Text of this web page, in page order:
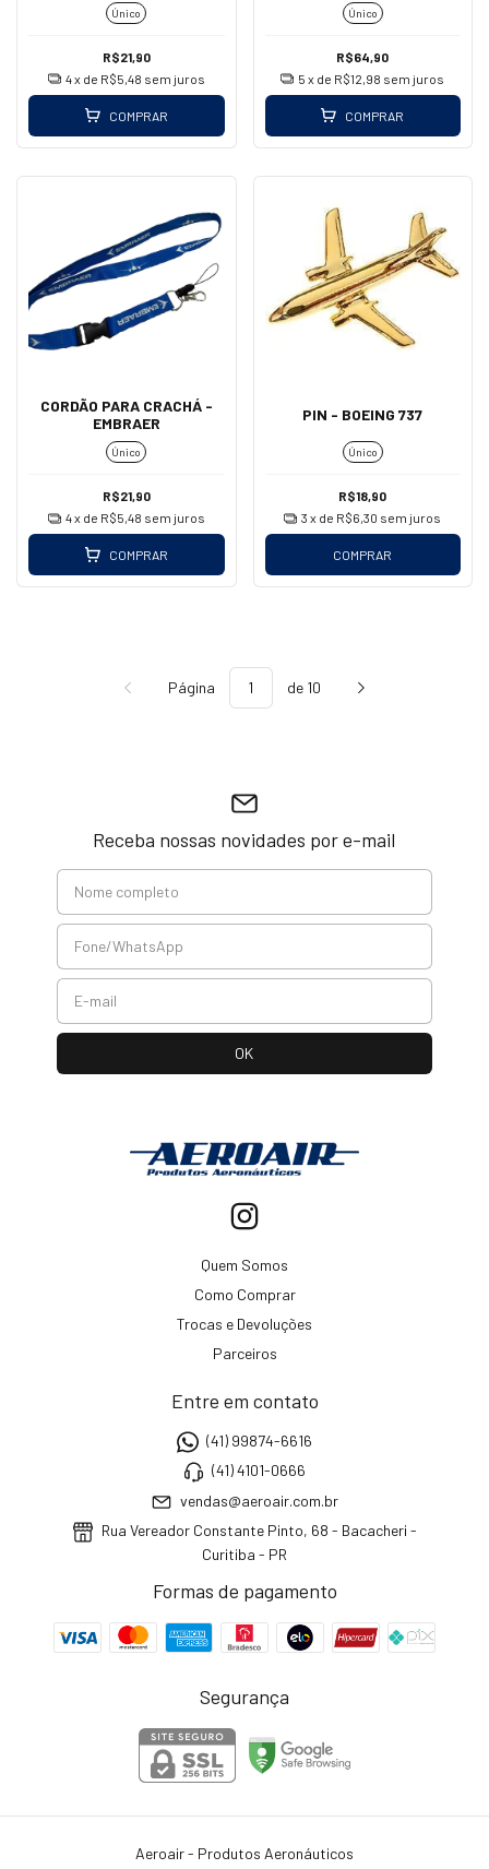
Único
R$21,90
4x de R$5,48 sem juros
COMPRAR
Único
R$64,90
5 x de R$12,98 sem juros
COMPRAR
CORDÃO PARA CRACHÁ -
EMBRAER
Único
R$21,90
4x de R$5,48 sem juros
COMPRAR
PIN - BOEING 737
Único
R$18,90
3 x de R$6,30 sem juros
COMPRAR
Página de 10
Receba nossas novidades por e-mail
Quem Somos
Como Comprar
Trocas e Devoluções
Parceiros
Entre em contato
(41) 99874-6616
(41) 4101-0666
vendas@aeroair.com.br
Rua Vereador Constante Pinto, 68 - Bacacheri -
Curitiba - PR
Formas de pagamento
Segurança
Aeroair - Produtos Aeronáuticos